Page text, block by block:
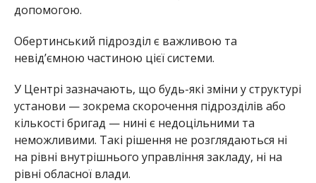
допомогою.
Обертинський підрозділ є важливою та
невід’ємною частиною цієї системи.
У Центрі зазначають, що будь-які зміни у структурі
установи — зокрема скорочення підрозділів або
кількості бригад — нині є недоцільними та
неможливими. Такі рішення не розглядаються ні
на рівні внутрішнього управління закладу, ні на
рівні обласної влади.